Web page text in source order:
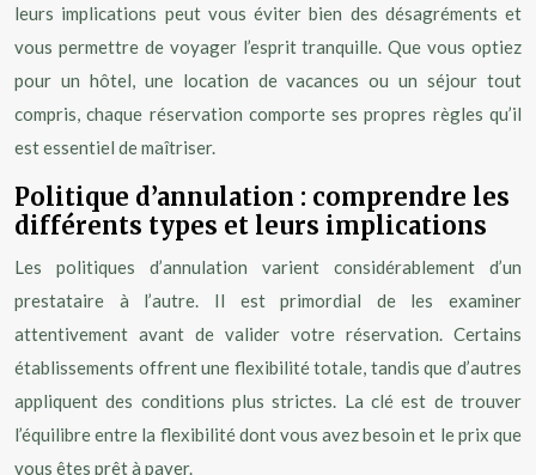
leurs implications peut vous éviter bien des désagréments et
vous permettre de voyager l’esprit tranquille. Que vous optiez
pour un hôtel, une location de vacances ou un séjour tout
compris, chaque réservation comporte ses propres règles qu’il
est essentiel de maîtriser.
Politique d’annulation : comprendre les
différents types et leurs implications
Les politiques d’annulation varient considérablement d’un
prestataire à l’autre. Il est primordial de les examiner
attentivement avant de valider votre réservation. Certains
établissements offrent une flexibilité totale, tandis que d’autres
appliquent des conditions plus strictes. La clé est de trouver
l’équilibre entre la flexibilité dont vous avez besoin et le prix que
vous êtes prêt à payer.